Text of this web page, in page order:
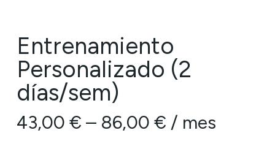
Entrenamiento
Personalizado (2
días/sem)
43,00 € – 86,00 € / mes